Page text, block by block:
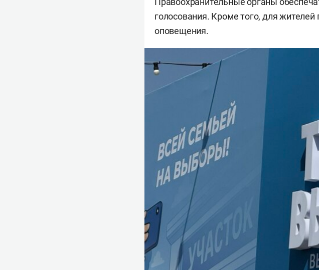
голосования. Кроме того, для
оповещения.